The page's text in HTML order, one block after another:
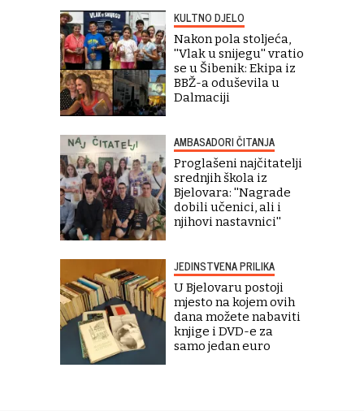
KULTNO DJELO
Nakon pola stoljeća,
''Vlak u snijegu'' vratio
se u Šibenik: Ekipa iz
BBŽ-a oduševila u
Dalmaciji
AMBASADORI ČITANJA
Proglašeni najčitatelji
srednjih škola iz
Bjelovara: ''Nagrade
dobili učenici, ali i
njihovi nastavnici''
JEDINSTVENA PRILIKA
U Bjelovaru postoji
mjesto na kojem ovih
dana možete nabaviti
knjige i DVD-e za
samo jedan euro